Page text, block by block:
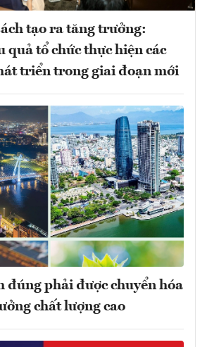
tạo ra tăng trưởng:
quả tổ chức thực hiện các
triển trong giai đoạn mới
đúng phải được chuyển hóa
chất lượng cao